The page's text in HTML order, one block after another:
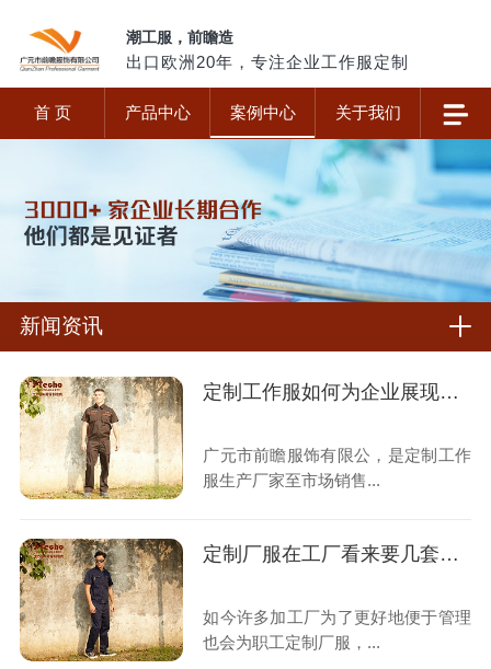
潮工服，前瞻造
出口欧洲20年，专注企业工作服定制
首 页 产品中心 案例中心 关于我们
新闻资讯
定制工作服如何为企业展现价值?
广元市前瞻服饰有限公，是定制工作
服生产厂家至市场销售...
定制厂服在工厂看来要几套合适?
如今许多加工厂为了更好地便于管理
也会为职工定制厂服，...